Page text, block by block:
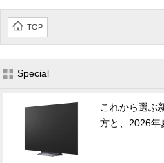
TOP
Special
これから選ぶ
方と、2026年